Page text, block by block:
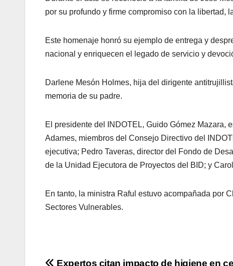
por su profundo y firme compromiso con la libertad,
Este homenaje honró su ejemplo de entrega y
nacional y enriquecen el legado de servicio y
Darlene Mesón Holmes, hija del dirigente
memoria de su padre.
El presidente del INDOTEL, Guido Gómez Mazara,
Adames, miembros del Consejo Directivo del
ejecutiva; Pedro Taveras, director del Fondo de
de la Unidad Ejecutora de Proyectos del BID; y
En tanto, la ministra Raful estuvo acompañada por
Sectores Vulnerables.
Expertos citan impacto de higiene en